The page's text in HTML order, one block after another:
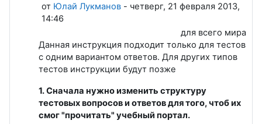
от Юлай Лукманов - четверг, 21 февраля 2013,
14:46
для всего мира
Данная инструкция подходит только для тестов
с одним вариантом ответов. Для других типов
тестов инструкции будут позже
1. Сначала нужно изменить структуру
тестовых вопросов и ответов для того, чтоб их
смог "прочитать" учебный портал.